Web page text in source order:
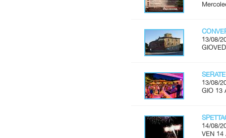
13/08/
13/08/
GIO 13
14/08/
VEN 14